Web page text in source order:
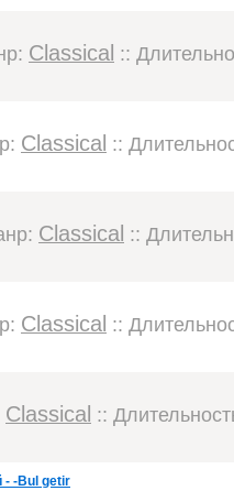
Classical ::
Classical ::
Classical ::
Classical ::
Classical ::
- -Bul getir